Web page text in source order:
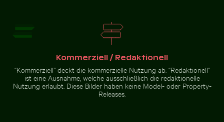
Luftaufnahme des Dorfes
Mandraki auf der Insel Nisyros
Gemeiner Mynavogel auf
Kommerziell / Redaktionell
“Kommerziell” deckt die kommerzielle Nutzung ab. “Redaktionell”
ist eine Ausnahme, welche ausschließlich die redaktionelle
Nutzung erlaubt. Diese Bilder haben keine Model- oder Property-
Releases.